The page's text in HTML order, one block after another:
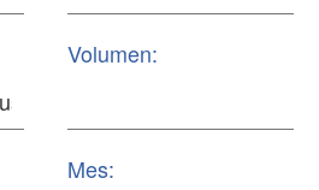
Volumen:
Mes: